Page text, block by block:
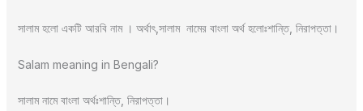
সালাম হলো একটি আরবি নাম । অর্থাৎ,সালাম নামের বাংলা অর্থ হলোঃশান্তি, নিরাপত্তা।
Salam meaning in Bengali?
সালাম নামে বাংলা অর্থঃশান্তি, নিরাপত্তা।